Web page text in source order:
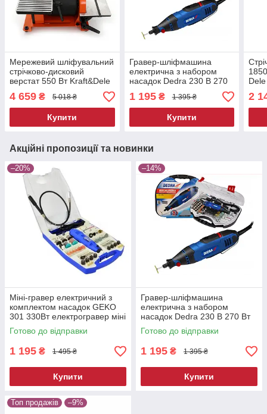
Мережевий шліфувальний
стрічково-дисковий
верстат 550 Вт Kraft&Dele
KD1731 шліфувальний
верстат
4 659 ₴ 5 018 ₴
Купити
Гравер-шліфмашина
електрична з набором
насадок Dedrа 230 В 270
Вт гравер для шліфування
міні-гравер
1 195₴ 1 395 ₴
Купити
Dele
2
Акційні пропозиції та новинки
–20%
Міні-гравер електричний з
комплектом насадок GEKO
301 330Вт електрогравер міні
гравер електричний
мультиінструмент з набором
Готово до відправки
1 195 ₴ 1 495 ₴
Купити
–14%
Гравер-шліфмашина
електрична з набором
насадок Dedrа 230 В 270 Вт
гравер для шліфування міні-
гравер
Готово до відправки
1 195 ₴ 1 395 ₴
Купити
Топ продажів –9%